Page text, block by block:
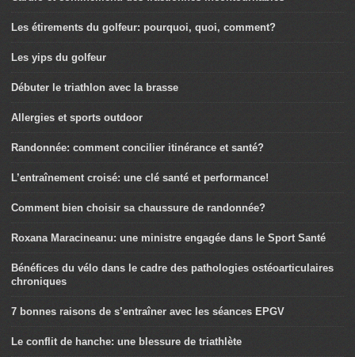
Les étirements du golfeur: pourquoi, quoi, comment?
Les yips du golfeur
Débuter le triathlon avec la brasse
Allergies et sports outdoor
Randonnée: comment concilier itinérance et santé?
L’entraînement croisé: une clé santé et performance!
Comment bien choisir sa chaussure de randonnée?
Roxana Maracineanu: une ministre engagée dans le Sport Santé
Bénéfices du vélo dans le cadre des pathologies ostéoarticulaires
chroniques
7 bonnes raisons de s’entraîner avec les séances EPGV
Le conflit de hanche: une blessure de triathlète